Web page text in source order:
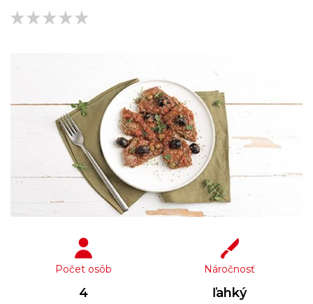
Počet osôb
4
Náročnosť
ľahký